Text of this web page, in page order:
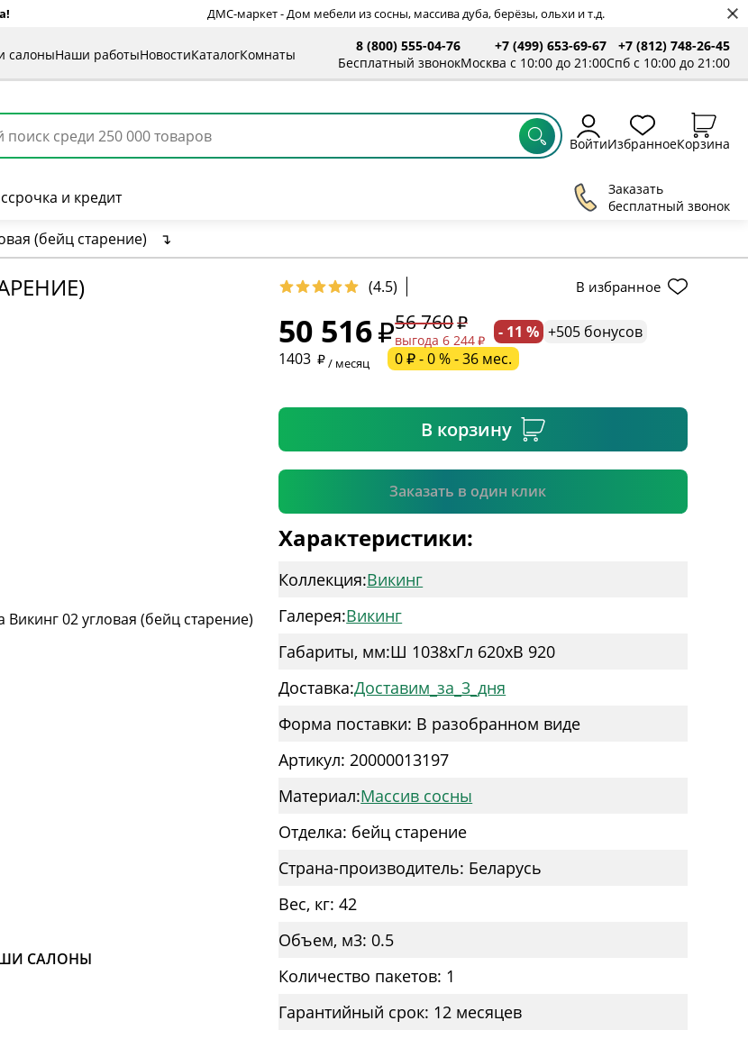
ДМС-маркет - Дом мебели из сосны, массива дуба, берёзы, ольхи и т.д.
салоныНаши работыНовостиКаталогКомнаты
8 (800) 555-04-76
Бесплатный звонок
+7 (499) 653-69-67
Москва с 10:00 до 21:00
+7 (812) 748-26-45
Спб с 10:00 до 21:00
ВойтиИзбранноеКорзина
и кредит
Заказать
бесплатный звонок
(бейц старение) ↴
(4.5) В избранное
САЛОНЫ
50 516 56 760
выгода 6 244 - 11 % +505 бонусов
1403
/ месяц 0 ₽ - 0 % - 36 мес.
В корзину
Заказать в один клик
* необязательное поле
Подтвердить
Характеристики:
Коллекция:Викинг
Галерея:Викинг
Габариты, мм:Ш 1038xГл 620xВ 920
Доставка:Доставим_за_3_дня
Форма поставки: В разобранном виде
Артикул: 20000013197
Материал:Массив сосны
Отделка: бейц старение
Страна-производитель: Беларусь
Вес, кг: 42
Объем, м3: 0.5
Количество пакетов: 1
Гарантийный срок: 12 месяцев